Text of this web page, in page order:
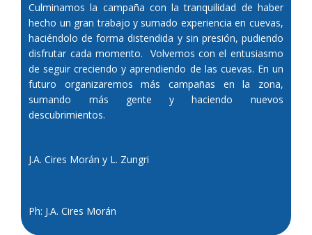
Culminamos la campaña con la tranquilidad de haber
hecho un gran trabajo y sumado experiencia en cuevas,
haciéndolo de forma distendida y sin presión, pudiendo
disfrutar cada momento. Volvemos con el entusiasmo
de seguir creciendo y aprendiendo de las cuevas. En un
futuro organizaremos más campañas en la zona,
sumando más gente y haciendo nuevos
descubrimientos.
J.A. Cires Morán y L. Zungri
Ph: J.A. Cires Morán